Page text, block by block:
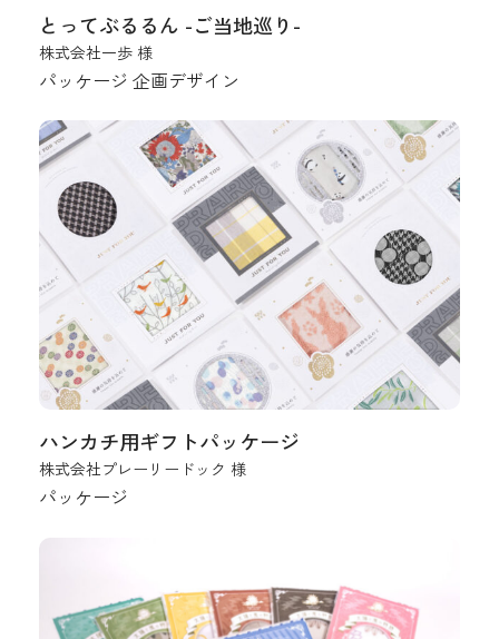
とってぶるるん -ご当地巡り-
株式会社一歩 様
パッケージ 企画デザイン
ハンカチ用ギフトパッケージ
株式会社プレーリードック 様
パッケージ